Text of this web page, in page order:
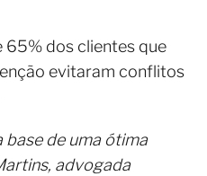
65% dos clientes que
evitaram conflitos
base de uma ótima
advogada